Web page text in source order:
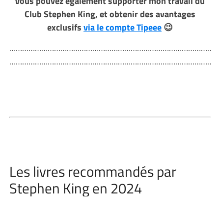
Club Stephen King, et obtenir des avantages
exclusifsvia le compte Tipeee😉
Les livres recommandés par
Stephen King en 2024